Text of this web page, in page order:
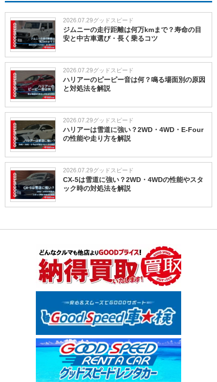
2026.07.29グッドスピード
ジムニーの走行距離は何万kmまで？寿命の目
安と中古車選び・長く乗るコツ
2026.07.29グッドスピード
ハリアーのピーピー音は何？鳴る場面別の原因
と対処法を解説
2026.07.29グッドスピード
ハリアーは雪道に強い？2WD・4WD・E-Four
の性能や走り方を解説
2026.07.29グッドスピード
CX-5は雪道に強い？2WD・4WDの性能やスタ
ック時の対処法を解説